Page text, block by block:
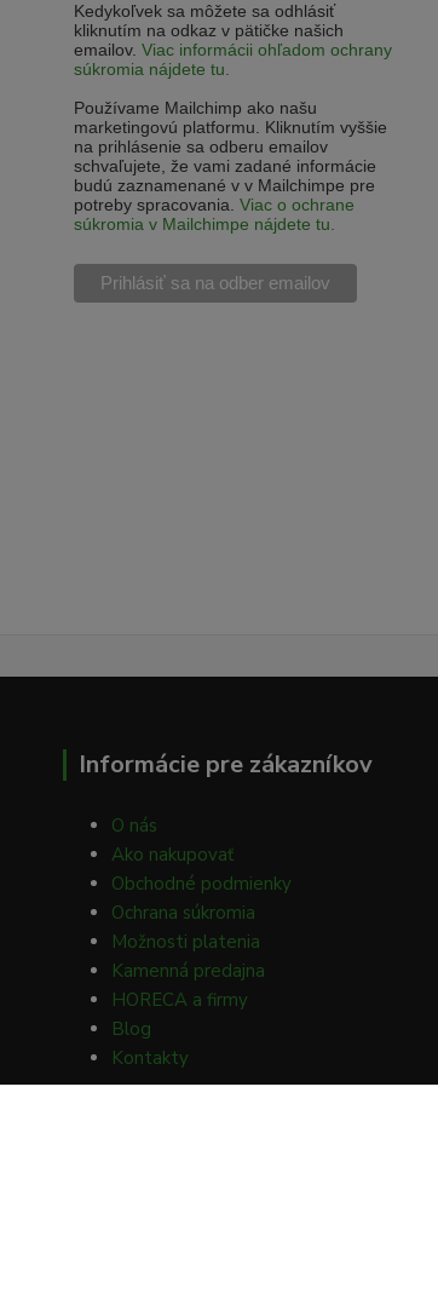
Kedykoľvek sa môžete sa odhlásiť
kliknutím na odkaz v pätičke našich
emailov. Viac informácii ohľadom ochrany
súkromia nájdete tu.
Používame Mailchimp ako našu
marketingovú platformu. Kliknutím vyššie
na prihlásenie sa odberu emailov
schvaľujete, že vami zadané informácie
budú zaznamenané v v Mailchimpe pre
potreby spracovania. Viac o ochrane
súkromia v Mailchimpe nájdete tu.
Informácie pre zákazníkov
O nás
Ako nakupovať
Obchodné podmienky
Ochrana súkromia
Možnosti platenia
Kamenná predajna
HORECA a firmy
Blog
Kontakty